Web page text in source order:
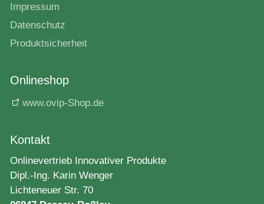
Impressum
Datenschutz
Produktsicherheit
Onlineshop
www.ovip-Shop.de
Kontakt
Onlinevertrieb Innovativer Produkte
Dipl.-Ing. Karin Wenger
Lichteneuer Str. 70